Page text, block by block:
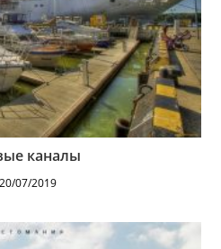
каналы
20/07/2019